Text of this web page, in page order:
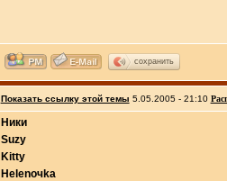
сохранить
Показать ссылку этой темы 5.05.2005 - 21:10
Ники
Suzy
Kitty
Helenoчka